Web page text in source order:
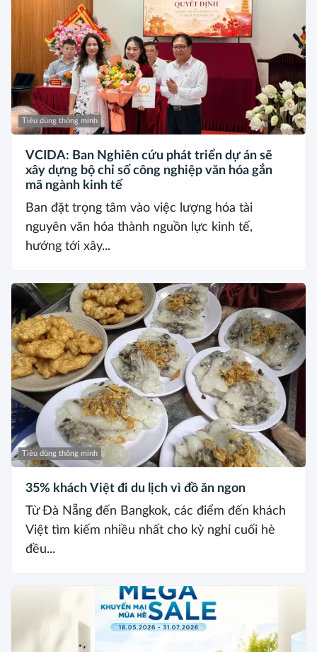
Tiêu dùng thông minh
VCIDA: Ban Nghiên cứu phát triển dự án sẽ
xây dựng bộ chỉ số công nghiệp văn hóa gắn
mã ngành kinh tế
Ban đặt trọng tâm vào việc lượng hóa tài
nguyên văn hóa thành nguồn lực kinh tế,
hướng tới xây...
Tiêu dùng thông minh
35% khách Việt đi du lịch vì đồ ăn ngon
Từ Đà Nẵng đến Bangkok, các điểm đến khách
Việt tìm kiếm nhiều nhất cho kỳ nghỉ cuối hè
đều...